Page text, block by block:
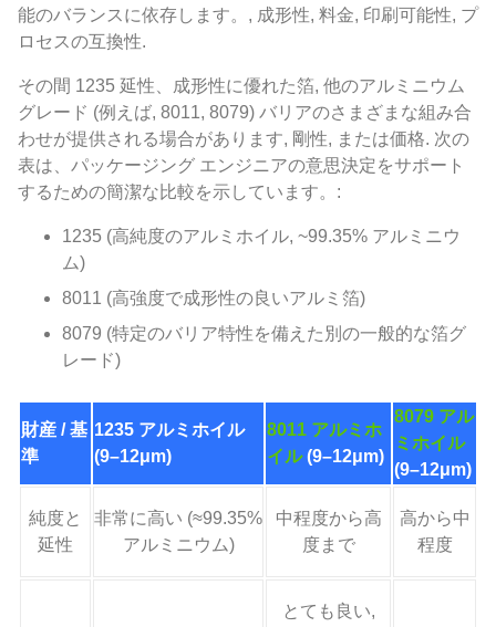
能のバランスに依存します。, 成形性, 料金, 印刷可能性, プ
ロセスの互換性.
その間 1235 延性、成形性に優れた箔, 他のアルミニウム
グレード (例えば, 8011, 8079) バリアのさまざまな組み合
わせが提供される場合があります, 剛性, または価格. 次の
表は、パッケージング エンジニアの意思決定をサポート
するための簡潔な比較を示しています。:
1235 (高純度のアルミホイル, ~99.35% アルミニウ
ム)
8011 (高強度で成形性の良いアルミ箔)
8079 (特定のバリア特性を備えた別の一般的な箔グ
レード)
財産 / 基
準
1235 アルミホイル
(9–12μm)
8011 アルミホ
イル(9–12μm)
8079 アル
ミホイル
(9–12μm)
純度と
延性
非常に高い (≈99.35%
アルミニウム)
中程度から高
度まで
高から中
程度
とても良い,